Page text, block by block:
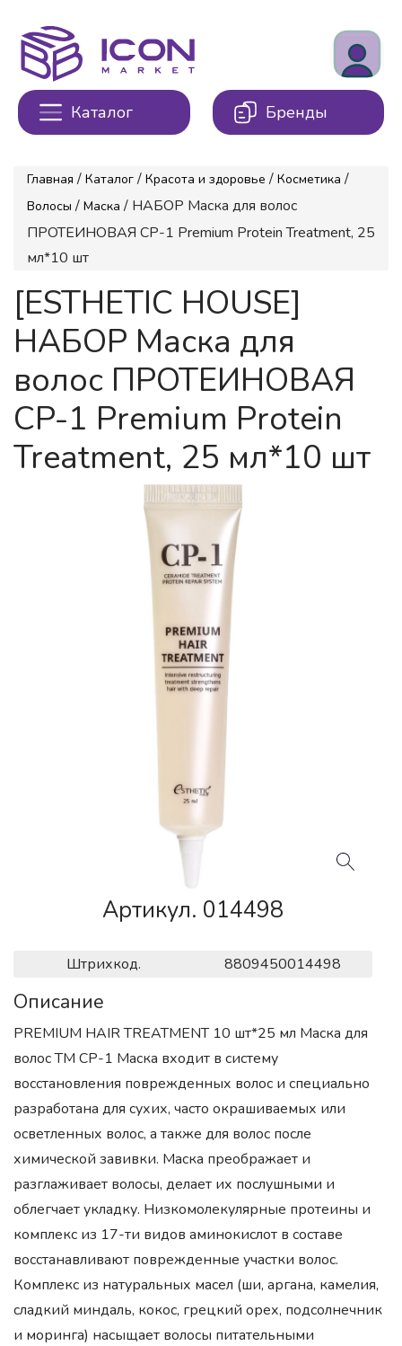
Каталог Бренды
Главная / Каталог / Красота и здоровье / Косметика /
Волосы / Маска / НАБОР Маска для волос
ПРОТЕИНОВАЯ CP-1 Premium Protein Treatment, 25
мл*10 шт
[ESTHETIC HOUSE]
НАБОР Маска для
волос ПРОТЕИНОВАЯ
CP-1 Premium Protein
Treatment, 25 мл*10 шт
Артикул. 014498
Штрихкод. 8809450014498
Описание
PREMIUM HAIR TREATMENT 10 шт*25 мл Маска для
волос ТМ CP-1 Маска входит в систему
восстановления поврежденных волос и специально
разработана для сухих, часто окрашиваемых или
осветленных волос, а также для волос после
химической завивки. Маска преображает и
разглаживает волосы, делает их послушными и
облегчает укладку. Низкомолекулярные протеины и
комплекс из 17-ти видов аминокислот в составе
восстанавливают поврежденные участки волос.
Комплекс из натуральных масел (ши, аргана, камелия,
сладкий миндаль, кокос, грецкий орех, подсолнечник
и моринга) насыщает волосы питательными